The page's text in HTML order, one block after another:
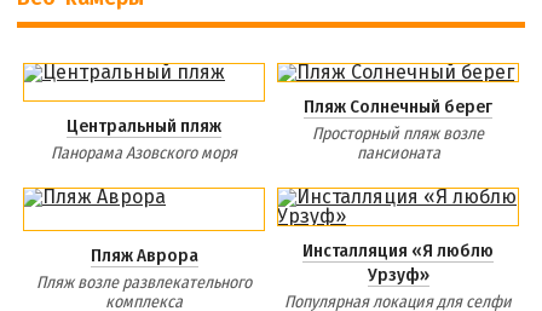
Центральный пляж
Панорама Азовского моря
Пляж Солнечный берег
Просторный пляж возле
пансионата
Пляж Аврора
Пляж возле развлекательного
комплекса
Инсталляция «Я люблю
Урзуф»
Популярная локация для селфи